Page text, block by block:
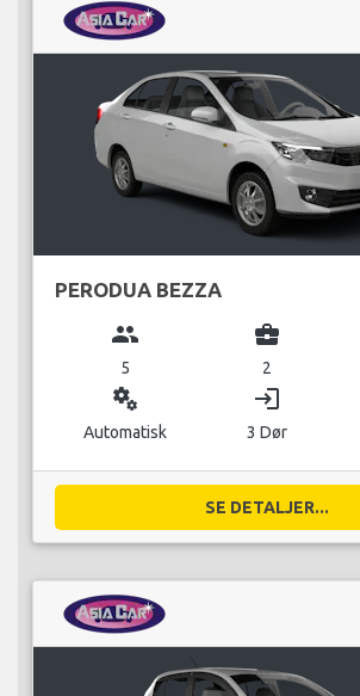
PERODUA BEZZA
group
5
business_center
2
miscellaneous_services
Automatisk
login
3 Dør
SE DETALJER...